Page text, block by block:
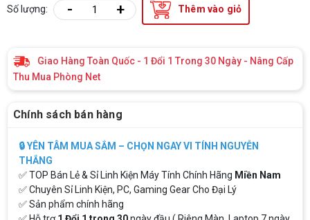
Số lượng: - + Thêm vào giỏ
Giao Hàng Toàn Quốc - 1 Đổi 1 Trong 30 Ngày - Nâng Cấp
Thu Mua Phòng Net
Chính sách bán hàng
🔒 YÊN TÂM MUA SẮM – CHỌN NGAY VI TÍNH NGUYỄN
THẮNG
✅ TOP Bán Lẻ & Sỉ Linh Kiện Máy Tính Chính Hãng Miền Nam
✅ Chuyên Sỉ Linh Kiện, PC, Gaming Gear Cho Đại Lý
✅ Sản phẩm chính hãng